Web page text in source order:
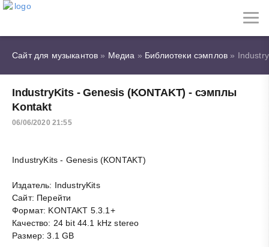
Сайт для музыкантов » Медиа » Библиотеки сэмплов »
IndustryKits - Genesis (KONTAKT) - сэмплы
Kontakt
06/06/2020 21:55
IndustryKits - Genesis (KONTAKT)
Издатель: IndustryKits
Сайт: Перейти
Формат: KONTAKT 5.3.1+
Качество: 24 bit 44.1 kHz stereo
Размер: 3.1 GB